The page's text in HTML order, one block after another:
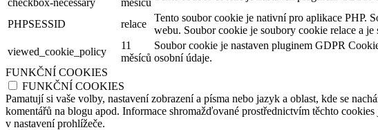
PHPSESSID relace
Tento soubor cookie je nativní pro aplikace PHP.
webu. Soubor cookie je soubory cookie relace a
viewed_cookie_policy
11
měsíců
Soubor cookie je nastaven pluginem GDPR
osobní údaje.
FUNKČNÍ COOKIES
FUNKČNÍ COOKIES
Pamatují si vaše volby, nastavení zobrazení a písma nebo jazyk a oblast, kde se
komentářů na blogu apod. Informace shromažďované prostřednictvím těchto
v nastavení prohlížeče.